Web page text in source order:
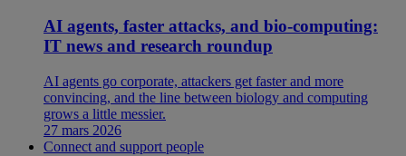
AI agents, faster attacks, and bio-computing:
IT news and research roundup
AI agents go corporate, attackers get faster and more
convincing, and the line between biology and computing
grows a little messier.
27 mars 2026
Connect and support people